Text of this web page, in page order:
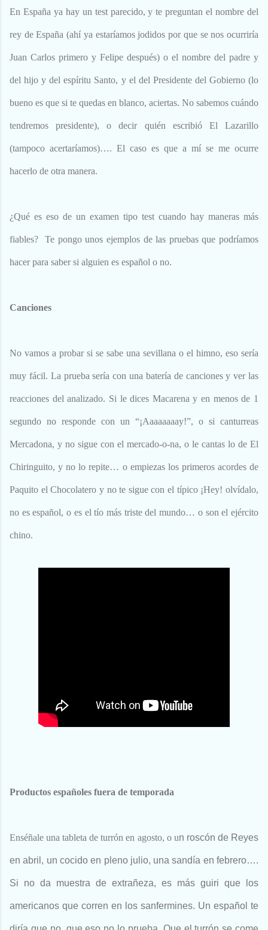
En España ya hay un test parecido, y te preguntan el nombre del
rey de España (ahí ya estaríamos jodidos por que se nos ocurriría
Juan Carlos primero y Felipe después) o el nombre del padre y
del hijo y del espíritu Santo, y el del Presidente del Gobierno (lo
bueno es que si te quedas en blanco, aciertas. No sabemos cuándo
tendremos presidente), o decir quién escribió El Lazarillo
(tampoco acertaríamos)…. El caso es que a mí se me ocurre
hacerlo de otra manera.
¿Qué es eso de un examen tipo test cuando hay maneras más
fiables? Te pongo unos ejemplos de las pruebas que podríamos
hacer para saber si alguien es español o no.
Canciones
No vamos a probar si se sabe una sevillana o el himno, eso sería
muy fácil. La prueba sería con una batería de canciones y ver las
reacciones del analizado. Si le dices Macarena y en menos de 1
segundo no responde con un “¡Aaaaaaaay!”, o si canturreas
Mercadona, y no sigue con el mercado-o-na, o le cantas lo de El
Chiringuito, y no lo repite… o empiezas los primeros acordes de
Paquito el Chocolatero y no te sigue con el típico ¡Hey! olvídalo,
no es español, o es el tío más triste del mundo… o son el ejército
chino.
Productos españoles fuera de temporada
Enséñale una tableta de turrón en agosto, o un roscón de Reyes
en abril, un cocido en pleno julio, una sandía en febrero….
Si no da muestra de extrañeza, es más guiri que los
americanos que corren en los sanfermines. Un español te